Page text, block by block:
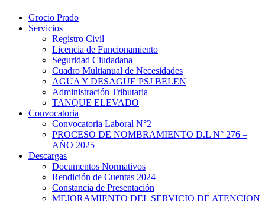
Grocio Prado
Servicios
Registro Civil
Licencia de Funcionamiento
Seguridad Ciudadana
Cuadro Multianual de Necesidades
AGUA Y DESAGUE PSJ BELEN
Administración Tributaria
TANQUE ELEVADO
Convocatoria
Convocatoria Laboral N°2
PROCESO DE NOMBRAMIENTO D.L N° 276 –
AÑO 2025
Descargas
Documentos Normativos
Rendición de Cuentas 2024
Constancia de Presentación
MEJORAMIENTO DEL SERVICIO DE ATENCION